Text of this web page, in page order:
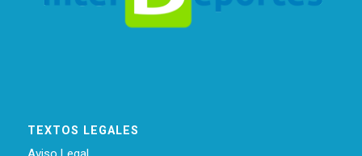
TEXTOS LEGALES